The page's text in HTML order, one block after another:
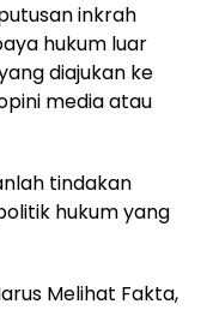
inkrah
hukum luar
diajukan ke
media atau
tindakan
hukum yang
Melihat Fakta,